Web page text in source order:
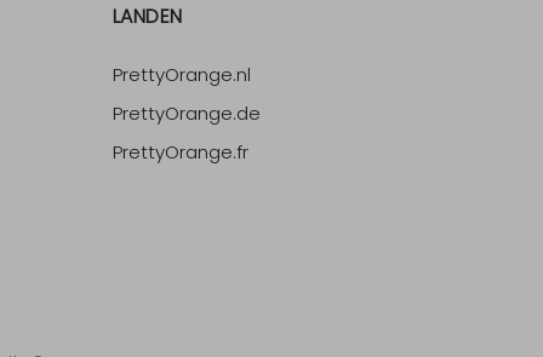
LANDEN
PrettyOrange.nl
PrettyOrange.de
PrettyOrange.fr